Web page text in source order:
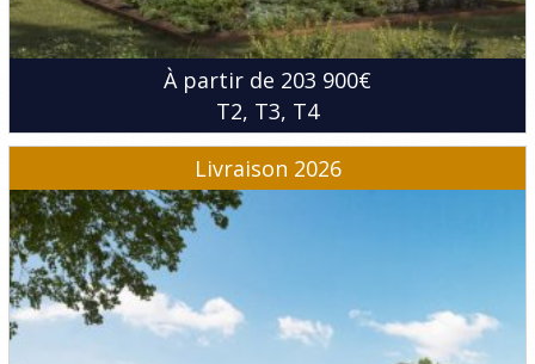
À partir de 203 900€
T2 T3 T4
Livraison 2026